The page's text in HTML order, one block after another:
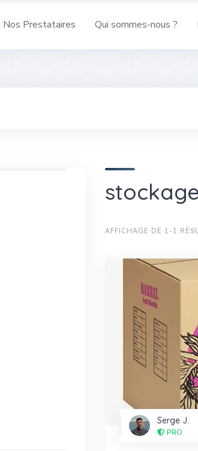
Nos Prestataires Qui sommes-nous ?
stockage
AFFICHAGE DE 1-1
Serge J.
PRO